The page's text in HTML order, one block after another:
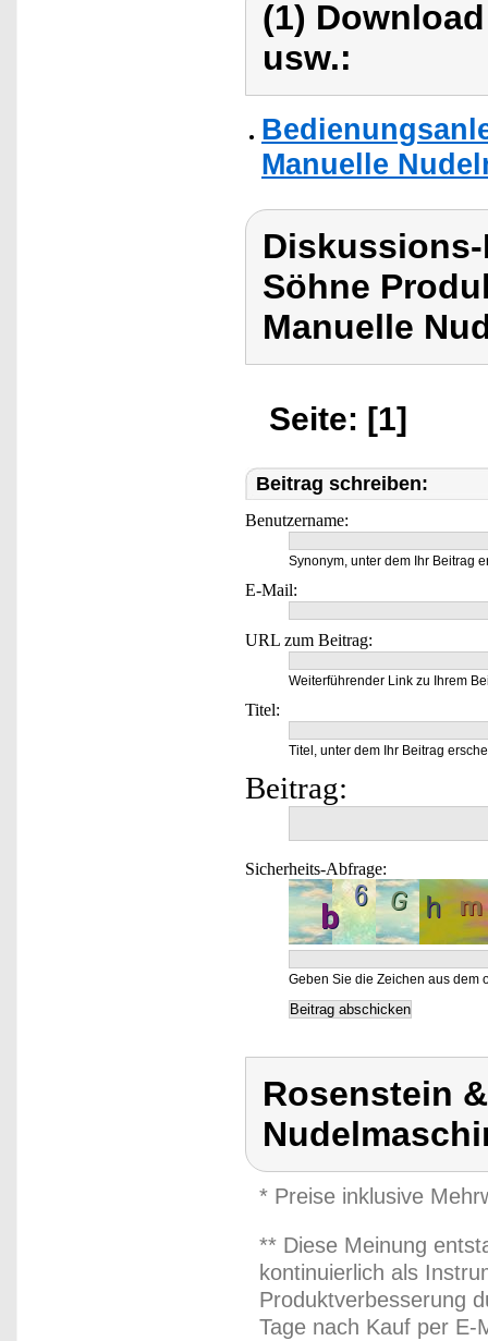
(1)
usw.:
Manuelle
Söhne
Manuelle
Seite: [1]
Beitrag schreiben:
Benutzername:
Synonym, unter dem Ihr Beitrag
E-Mail:
URL zum Beitrag:
Weiterführender Link zu Ihrem
Titel:
Titel, unter dem Ihr Beitrag
Beitrag:
Sicherheits-Abfrage:
Geben Sie die Zeichen aus dem
Rosenstein
* Preise inklusive
** Diese Meinung
kontinuierlich als
Produktverbesserung
Tage nach Kauf per E-